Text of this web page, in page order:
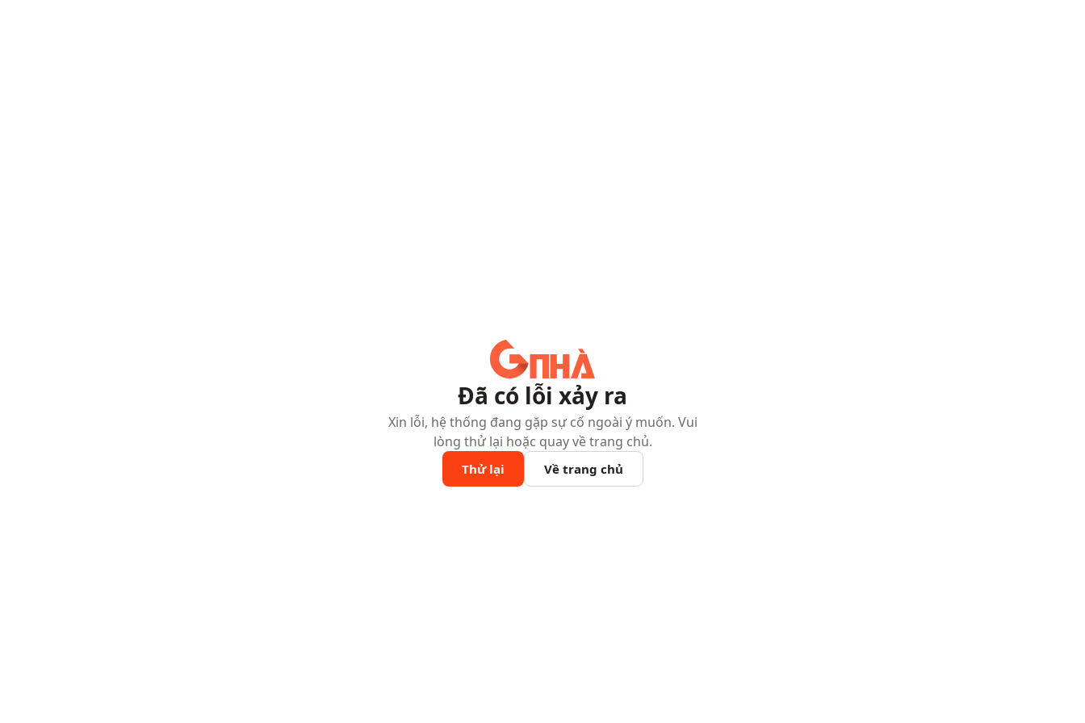
Đã có lỗi xảy ra
Xin lỗi, hệ thống đang gặp sự cố ngoài ý muốn. Vui
lòng thử lại hoặc quay về trang chủ.
Thử lại Về trang chủ